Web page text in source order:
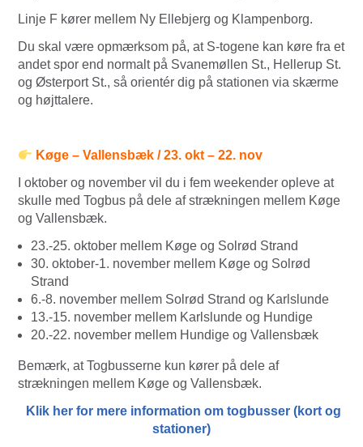
Linje F kører mellem Ny Ellebjerg og Klampenborg.
Du skal være opmærksom på, at S-togene kan køre fra et
andet spor end normalt på Svanemøllen St., Hellerup St.
og Østerport St., så orientér dig på stationen via skærme
og højttalere.
Køge – Vallensbæk / 23. okt – 22. nov
I oktober og november vil du i fem weekender opleve at
skulle med Togbus på dele af strækningen mellem Køge
og Vallensbæk.
23.-25. oktober mellem Køge og Solrød Strand
30. oktober-1. november mellem Køge og Solrød
Strand
6.-8. november mellem Solrød Strand og Karlslunde
13.-15. november mellem Karlslunde og Hundige
20.-22. november mellem Hundige og Vallensbæk
Bemærk, at Togbusserne kun kører på dele af
strækningen mellem Køge og Vallensbæk.
Klik her for mere information om togbusser (kort og
stationer)